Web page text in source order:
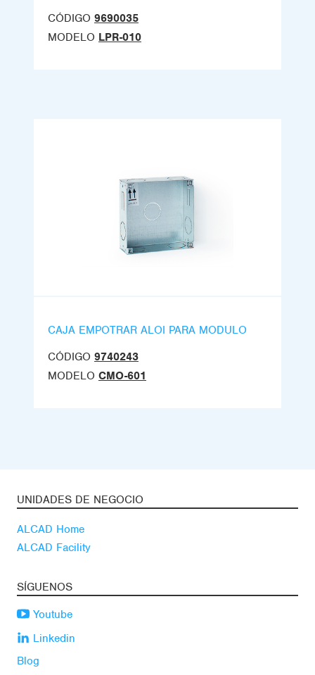
CÓDIGO 9690035
MODELO LPR-010
CAJA EMPOTRAR ALOI PARA MODULO
CÓDIGO 9740243
MODELO CMO-601
UNIDADES DE NEGOCIO
ALCAD Home
ALCAD Facility
SÍGUENOS
Youtube
Linkedin
Blog